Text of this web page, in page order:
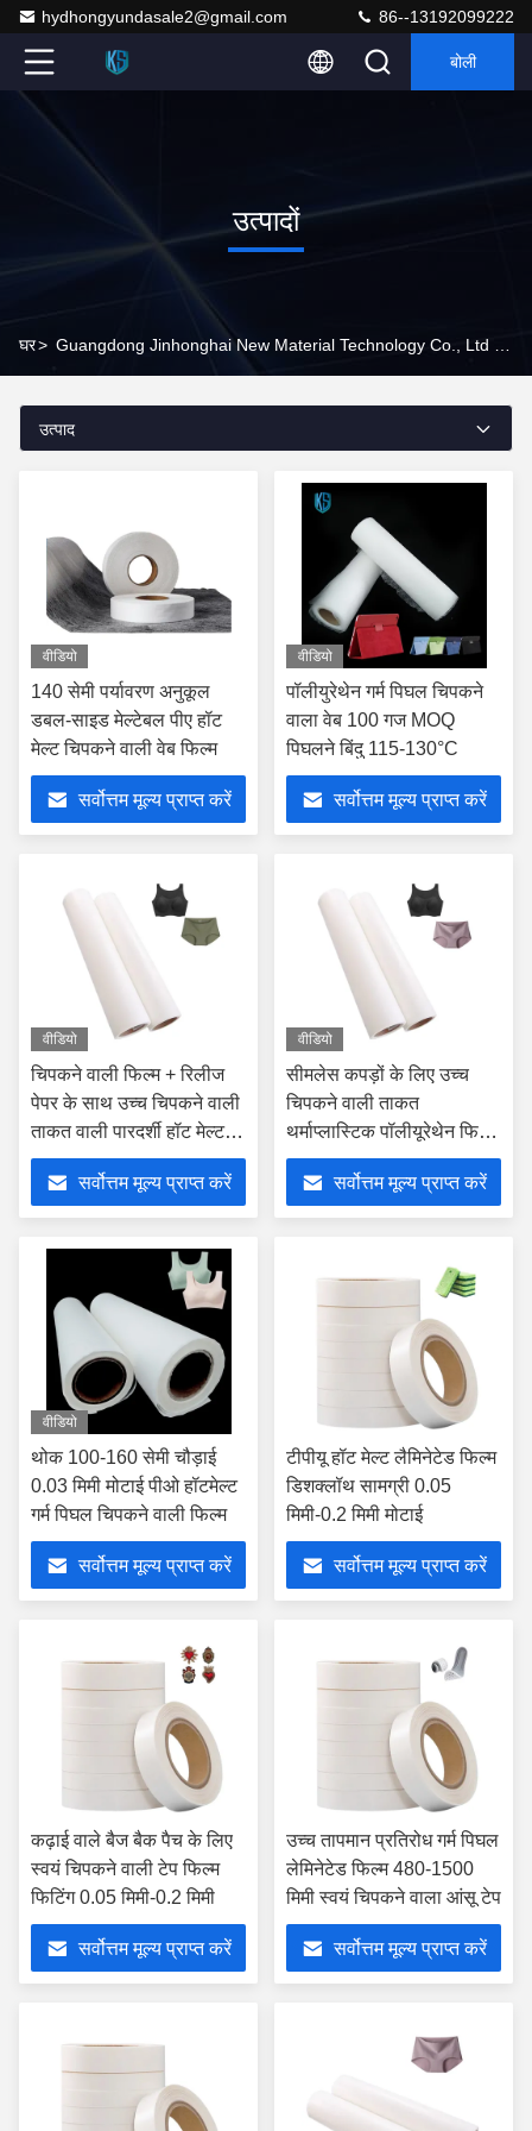
hydhongyundasale2@gmail.com 86--13192099222
बोली
उत्पादों
घर>
उत्पाद
वीडियो
140 सेमी पर्यावरण अनुकूल
डबल-साइड मेल्टेबल पीए हॉट
मेल्ट चिपकने वाली वेब फिल्म
सर्वोत्तम मूल्य प्राप्त करें
वीडियो
पॉलीयुरेथेन गर्म पिघल चिपकने
वाला वेब 100 गज MOQ
पिघलने बिंदु 115-130°C
सर्वोत्तम मूल्य प्राप्त करें
वीडियो
चिपकने वाली फिल्म + रिलीज
पेपर के साथ उच्च चिपकने वाली
ताकत वाली पारदर्शी हॉट मेल्ट
फिल्म
सर्वोत्तम मूल्य प्राप्त करें
वीडियो
सीमलेस कपड़ों के लिए उच्च
चिपकने वाली ताकत
थर्माप्लास्टिक पॉलीयूरेथेन फिल्म
0.03 मिमी-0.20 मिमी मोटाई
सर्वोत्तम मूल्य प्राप्त करें
वीडियो
थोक 100-160 सेमी चौड़ाई
0.03 मिमी मोटाई पीओ हॉटमेल्ट
गर्म पिघल चिपकने वाली फिल्म
सर्वोत्तम मूल्य प्राप्त करें
टीपीयू हॉट मेल्ट लैमिनेटेड फिल्म
डिशक्लॉथ सामग्री 0.05
मिमी-0.2 मिमी मोटाई
सर्वोत्तम मूल्य प्राप्त करें
कढ़ाई वाले बैज बैक पैच के लिए
स्वयं चिपकने वाली टेप फिल्म
फिटिंग 0.05 मिमी-0.2 मिमी
सर्वोत्तम मूल्य प्राप्त करें
उच्च तापमान प्रतिरोध गर्म पिघल
लेमिनेटेड फिल्म 480-1500
मिमी स्वयं चिपकने वाला आंसू टेप
सर्वोत्तम मूल्य प्राप्त करें